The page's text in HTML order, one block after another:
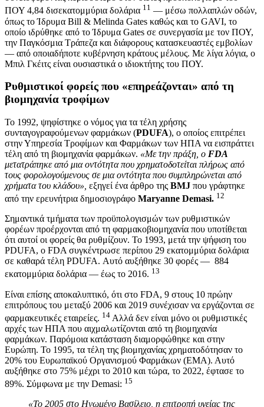
ΠΟΥ 4,84 δισεκατομμύρια δολάρια 11 — μέσω πολλαπλών οδών,
όπως το Ίδρυμα Bill & Melinda Gates καθώς και το GAVI, το
οποίο ιδρύθηκε από το Ίδρυμα Gates σε συνεργασία με τον ΠΟΥ,
την Παγκόσμια Τράπεζα και διάφορους κατασκευαστές εμβολίων
— από οποιαδήποτε κυβέρνηση κράτους μέλους. Με λίγα λόγια, ο
Μπιλ Γκέιτς είναι ουσιαστικά ο ιδιοκτήτης του ΠΟΥ.
Ρυθμιστικοί φορείς που «επηρεάζονται» από τη
βιομηχανία τροφίμων
Το 1992, ψηφίστηκε ο νόμος για τα τέλη χρήσης
συνταγογραφούμενων φαρμάκων (PDUFA), ο οποίος επιτρέπει
στην Υπηρεσία Τροφίμων και Φαρμάκων των ΗΠΑ να εισπράττει
τέλη από τη βιομηχανία φαρμάκων. «Με την πράξη, ο FDA
μετατράπηκε από μια οντότητα που χρηματοδοτείται πλήρως από
τους φορολογούμενους σε μια οντότητα που συμπληρώνεται από
χρήματα του κλάδου», εξηγεί ένα άρθρο της BMJ που γράφτηκε
από την ερευνήτρια δημοσιογράφο Maryanne Demasi. 12
Σημαντικά τμήματα των προϋπολογισμών των ρυθμιστικών
φορέων προέρχονται από τη φαρμακοβιομηχανία που υποτίθεται
ότι αυτοί οι φορείς θα ρυθμίζουν. Το 1993, μετά την ψήφιση του
PDUFA, ο FDA συγκέντρωσε περίπου 29 εκατομμύρια δολάρια
σε καθαρά τέλη PDUFA. Αυτό αυξήθηκε 30 φορές — 884
εκατομμύρια δολάρια — έως το 2016. 13
Είναι επίσης αποκαλυπτικό, ότι στο FDA, 9 στους 10 πρώην
επιτρόπους του μεταξύ 2006 και 2019 συνέχισαν να εργάζονται σε
φαρμακευτικές εταιρείες. 14 Αλλά δεν είναι μόνο οι ρυθμιστικές
αρχές των ΗΠΑ που αιχμαλωτίζονται από τη βιομηχανία
φαρμάκων. Παρόμοια κατάσταση διαμορφώθηκε και στην
Ευρώπη. Το 1995, τα τέλη της βιομηχανίας χρηματοδότησαν το
20% του Ευρωπαϊκού Οργανισμού Φαρμάκων (EMA). Αυτό
αυξήθηκε στο 75% μέχρι το 2010 και τώρα, το 2022, έφτασε το
89%. Σύμφωνα με την Demasi: 15
«Το 2005 στο Ηνωμένο Βασίλειο, η επιτροπή υγείας της